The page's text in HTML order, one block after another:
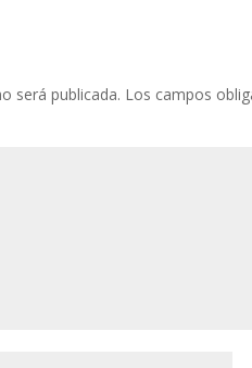
será publicada. Los campos